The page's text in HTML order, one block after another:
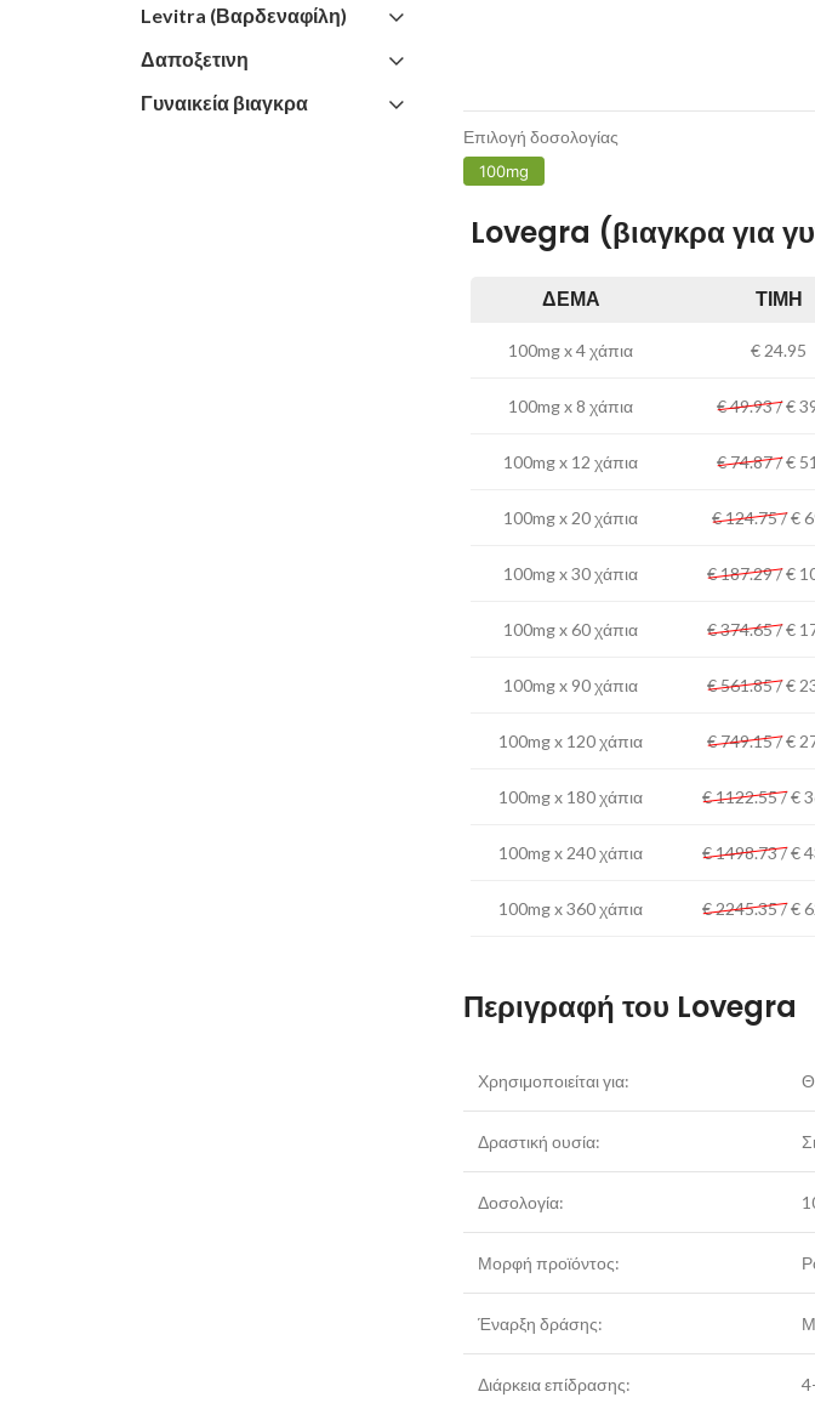
Επιλογή δοσολογίας
100mg
Lovegra (βιαγκρα για
ΔΕΜΑ ΤΙΜΉ
100mg x 4 χάπια € 24.95
100mg x 8 χάπια € 49.93 / €
100mg x 12 χάπια € 74.87 / €
100mg x 20 χάπια € 124.75 / €
100mg x 30 χάπια € 187.29 / €
100mg x 60 χάπια € 374.65 / €
100mg x 90 χάπια € 561.85 / €
100mg x 120 χάπια € 749.15 / €
100mg x 180 χάπια € 1122.55 / €
100mg x 240 χάπια € 1498.73 / €
100mg x 360 χάπια € 2245.35 / €
Περιγραφή του Lovegra
Χρησιμοποιείται για:
Δραστική ουσία:
Δοσολογία:
Μορφή προϊόντος:
Έναρξη δράσης:
Διάρκεια επίδρασης:
Levitra (Βαρδεναφίλη)
Δαποξετινη
Γυναικεία βιαγκρα